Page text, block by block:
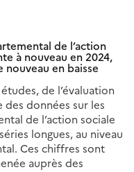
de l’action
à nouveau en 2024,
en baisse
de l’évaluation
données sur les
de l’action sociale
longues, au niveau
Ces chiffres sont
auprès des